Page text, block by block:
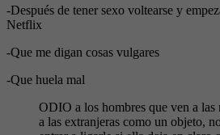
-Después de tener sexo voltearse y
Netflix
-Que me digan cosas vulgares
-Que huela mal
ODIO a los hombres que ven a las
a las extranjeras como un objeto,